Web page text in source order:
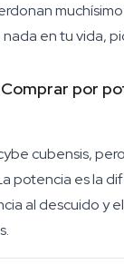
muchísimo
en tu vida,
por
cubensis,
potencia es la
al descuido y